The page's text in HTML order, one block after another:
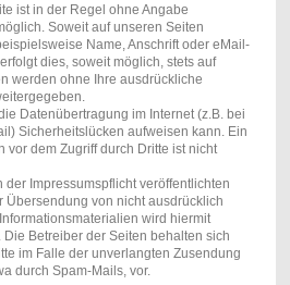
ist in der Regel ohne Angabe
Soweit auf unseren Seiten
Name, Anschrift oder eMail-
dies, soweit möglich, stets auf
werden ohne Ihre ausdrückliche
Datenübertragung im Internet (z.B. bei
Sicherheitslücken aufweisen kann. Ein
vor dem Zugriff durch Dritte ist nicht
Impressumspflicht veröffentlichten
Übersendung von nicht ausdrücklich
wird hiermit
Betreiber der Seiten behalten sich
im Falle der unverlangten Zusendung
durch Spam-Mails, vor.